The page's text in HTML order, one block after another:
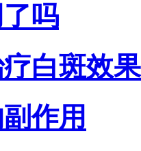
吗
白斑效
作用